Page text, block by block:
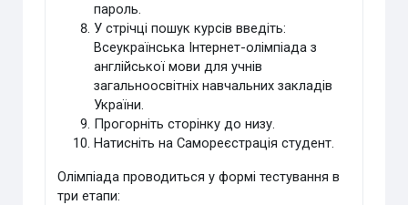
пароль.
У стрічці пошук курсів введіть:
Всеукраїнська Інтернет-олімпіада з
англійської мови для учнів
загальноосвітніх навчальних закладів
України.
Прогорніть сторінку до низу.
Натисніть на Самореєстрація студент.
Олімпіада проводиться у формі тестування в
три етапи: